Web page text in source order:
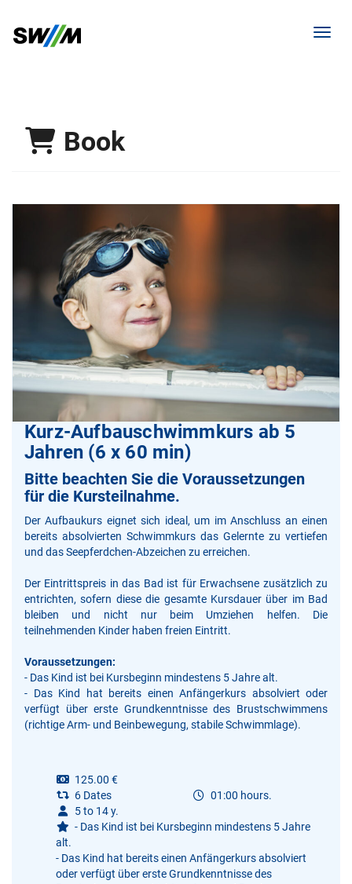
Book
Kurz-Aufbauschwimmkurs ab 5
Jahren (6 x 60 min)
Bitte beachten Sie die Voraussetzungen
für die Kursteilnahme.
Der Aufbaukurs eignet sich ideal, um im Anschluss an einen
bereits absolvierten Schwimmkurs das Gelernte zu vertiefen
und das Seepferdchen-Abzeichen zu erreichen.
Der Eintrittspreis in das Bad ist für Erwachsene zusätzlich zu
entrichten, sofern diese die gesamte Kursdauer über im Bad
bleiben und nicht nur beim Umziehen helfen. Die
teilnehmenden Kinder haben freien Eintritt.
Voraussetzungen:
- Das Kind ist bei Kursbeginn mindestens 5 Jahre alt.
- Das Kind hat bereits einen Anfängerkurs absolviert oder
verfügt über erste Grundkenntnisse des Brustschwimmens
(richtige Arm- und Beinbewegung, stabile Schwimmlage).
125.00 €
6 Dates
01:00 hours.
5 to 14 y.
- Das Kind ist bei Kursbeginn mindestens 5 Jahre
alt.
- Das Kind hat bereits einen Anfängerkurs absolviert
oder verfügt über erste Grundkenntnisse des